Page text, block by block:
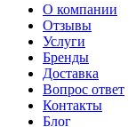
О компании
Отзывы
Услуги
Бренды
Доставка
Вопрос ответ
Контакты
Блог